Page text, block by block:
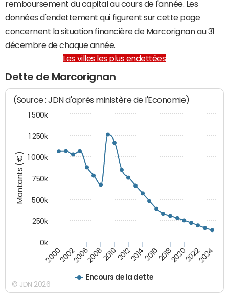
remboursement du capital au cours de l'année. Les
données d'endettement qui figurent sur cette page
concernent la situation financière de Marcorignan au 31
décembre de chaque année.
Les villes les plus endettées
Dette de Marcorignan
Montants (€)
(Source : JDN d'après ministère de l'Economie)
Encours de la dette
200020022006200820102012201420162018202020222024
0k
250k
500k
750k
1 000k
1 250k
1 500k
© JDN 2026